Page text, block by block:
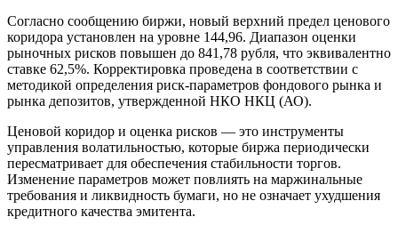
Согласно сообщению биржи, новый верхний предел ценового
коридора установлен на уровне 144,96. Диапазон оценки
рыночных рисков повышен до 841,78 рубля, что эквивалентно
ставке 62,5%. Корректировка проведена в соответствии с
методикой определения риск-параметров фондового рынка и
рынка депозитов, утвержденной НКО НКЦ (АО).
Ценовой коридор и оценка рисков — это инструменты
управления волатильностью, которые биржа периодически
пересматривает для обеспечения стабильности торгов.
Изменение параметров может повлиять на маржинальные
требования и ликвидность бумаги, но не означает ухудшения
кредитного качества эмитента.